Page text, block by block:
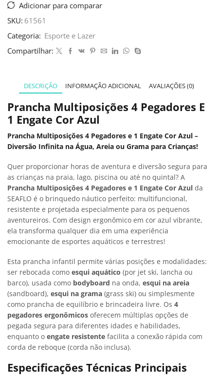
Adicionar para comparar
SKU: 61561
Categoria: Esporte e Lazer
Compartilhar:
DESCRIÇÃO INFORMAÇÃO ADICIONAL AVALIAÇÕES (0)
Prancha Multiposições 4 Pegadores E
1 Engate Cor Azul
Prancha Multiposições 4 Pegadores e 1 Engate Cor Azul –
Diversão Infinita na Água, Areia ou Grama para Crianças!
Quer proporcionar horas de aventura e diversão segura para
as crianças na praia, lago, piscina ou até no quintal? A
Prancha Multiposições 4 Pegadores e 1 Engate Cor Azul da
SEAFLO é o brinquedo náutico perfeito: multifuncional,
resistente e projetada especialmente para os pequenos
aventureiros. Com design ergonômico em cor azul vibrante,
ela transforma qualquer dia em uma experiência
emocionante de esportes aquáticos e terrestres!
Esta prancha infantil permite várias posições e modalidades:
ser rebocada como esqui aquático (por jet ski, lancha ou
barco), usada como bodyboard na onda, esqui na areia
(sandboard), esqui na grama (grass ski) ou simplesmente
como prancha de equilíbrio e brincadeira livre. Os 4
pegadores ergonômicos oferecem múltiplas opções de
pegada segura para diferentes idades e habilidades,
enquanto o engate resistente facilita a conexão rápida com
corda de reboque (corda não inclusa).
Especificações Técnicas Principais